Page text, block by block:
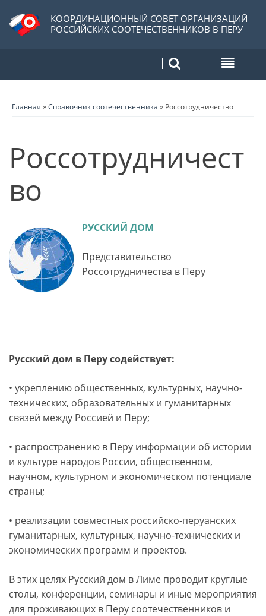
КООРДИНАЦИОННЫЙ СОВЕТ ОРГАНИЗАЦИЙ
РОССИЙСКИХ СООТЕЧЕСТВЕННИКОВ В ПЕРУ
Главная »Справочник соотечественника » Россотрудничество
Россотрудничест
во
РУССКИЙ ДОМ
Представительство
Россотрудничества в Перу
Русский дом в Перу содействует:
• укреплению общественных, культурных, научно-
технических, образовательных и гуманитарных
связей между Россией и Перу;
• распространению в Перу информации об истории
и культуре народов России, общественном,
научном, культурном и экономическом потенциале
страны;
• реализации совместных российско-перуанских
гуманитарных, культурных, научно-технических и
экономических программ и проектов.
В этих целях Русский дом в Лиме проводит круглые
столы, конференции, семинары и иные мероприятия
для проживающих в Перу соотечественников и